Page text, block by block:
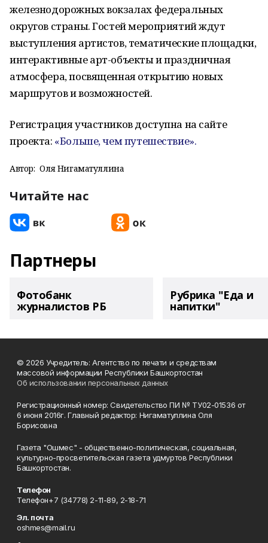
железнодорожных вокзалах федеральных
округов страны. Гостей мероприятий ждут
выступления артистов, тематические площадки,
интерактивные арт-объекты и праздничная
атмосфера, посвященная открытию новых
маршрутов и возможностей.
Регистрация участников доступна на сайте
проекта: «Больше, чем путешествие».
Автор: Оля Нигаматуллина
Читайте нас
Партнеры
Фотобанк
журналистов РБ
Рубрика "Еда и
напитки"
© 2026 Учредитель: Агентство по печати и средствам
массовой информации Республики Башкортостан
Об использовании персональных данных
Регистрационный номер: Свидетельство ПИ № ТУ02-01536 от
6 июня 2016г. Главный редактор: Нигаматуллина Оля
Борисовна
Газета "Ошмес" - общественно-политическая, социальная,
культурно-просветительская газета удмуртов Республики
Башкортостан.
Телефон
Телефон+7 (34778) 2-11-89, 2-18-71
Эл. почта
oshmes@mail.ru